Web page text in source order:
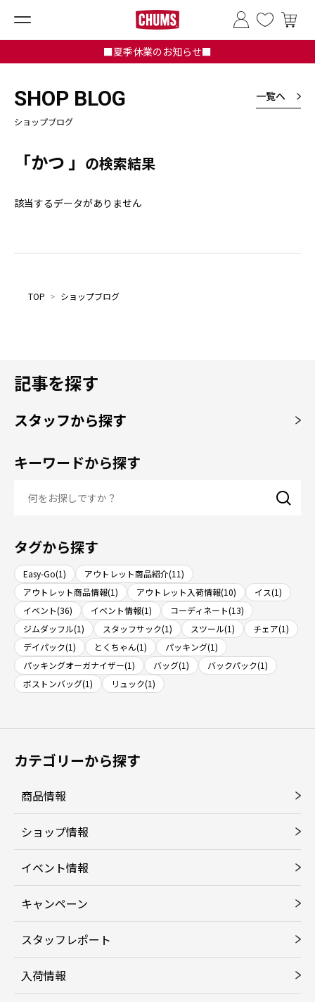
■夏季休業のお知らせ■
SHOP BLOG
ショップブログ
一覧へ
「かつ 」 の検索結果
該当するデータがありません
TOP > ショップブログ
記事を探す
スタッフから探す
キーワードから探す
タグから探す
Easy-Go(1)
アウトレット商品紹介(11)
アウトレット商品情報(1)
アウトレット入荷情報(10)
イス(1)
イベント(36)
イベント情報(1)
コーディネート(13)
ジムダッフル(1)
スタッフサック(1) スツール(1)
チェア(1)
デイパック(1)
とくちゃん(1)
パッキング(1)
パッキングオーガナイザー(1)
バッグ(1)
バックパック(1)
ボストンバッグ(1)
リュック(1)
カテゴリーから探す
商品情報
ショップ情報
イベント情報
キャンペーン
スタッフレポート
入荷情報